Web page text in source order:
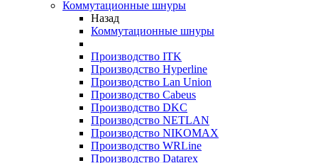
Коммутационные шнуры
Назад
Коммутационные шнуры
Производство ITK
Производство Hyperline
Производство Lan Union
Производство Cabeus
Производство DKC
Производство NETLAN
Производство NIKOMAX
Производство WRLine
Производство Datarex